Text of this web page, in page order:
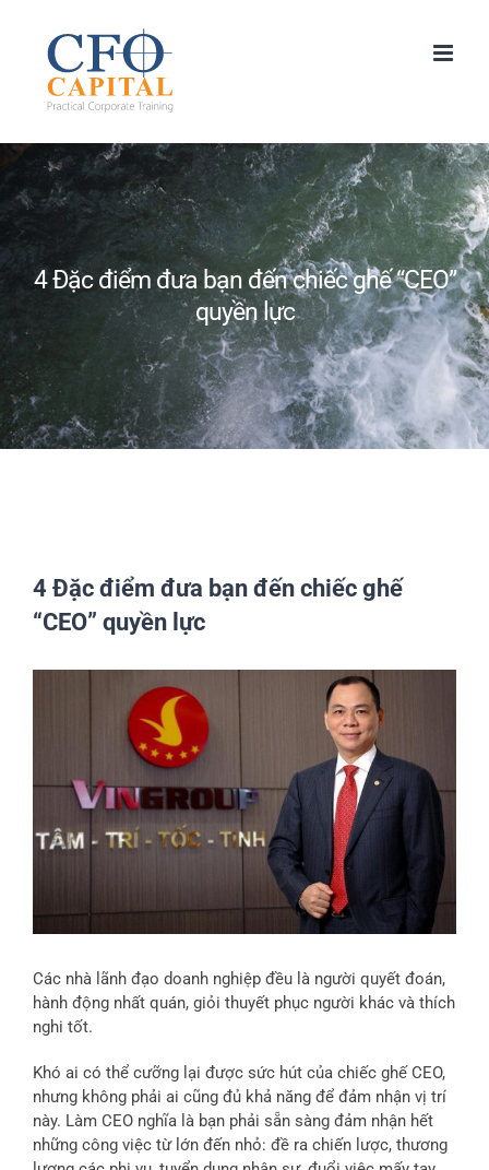
content
4 Đặc điểm đưa bạn đến chiếc ghế “CEO”
quyền lực
4 Đặc điểm đưa bạn đến chiếc ghế
“CEO” quyền lực
Các nhà lãnh đạo doanh nghiệp đều là người quyết đoán,
hành động nhất quán, giỏi thuyết phục người khác và thích
nghi tốt.
Khó ai có thể cưỡng lại được sức hút của chiếc ghế CEO,
nhưng không phải ai cũng đủ khả năng để đảm nhận vị trí
này. Làm CEO nghĩa là bạn phải sẵn sàng đảm nhận hết
những công việc từ lớn đến nhỏ: đề ra chiến lược, thương